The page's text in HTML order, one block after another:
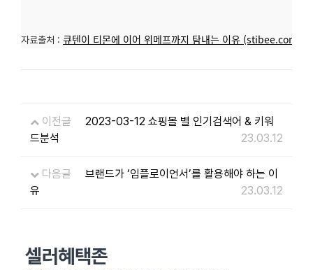
자료출처 : 큐텐이 티몬에 이어 위메프까지 탐내는 이유 (stibee.com)
이전글
2023-03-12 쇼핑몰 별 인기검색어 & 키워
드분석
23.03.12
다음글
브랜드가 ‘임플로이언서’를 활용해야 하는 이
유
23.03.12
셀러혜택존